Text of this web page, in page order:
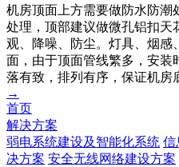
机房顶面上方需要做防水防潮
处理，顶部建议做微孔铝扣天
观、降噪、防尘。灯具、烟感
面，由于顶面管线繁多，安装
落有致，排列有序，保证机房
→
首页
解决方案
弱电系统建设及智能化系统 信
决方案 安全无线网络建设方案